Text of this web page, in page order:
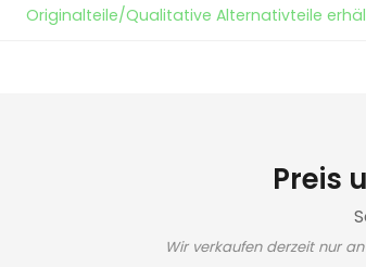
Originalteile/Qualitative Alternativteile
Preis
Wir verkaufen derzeit nur